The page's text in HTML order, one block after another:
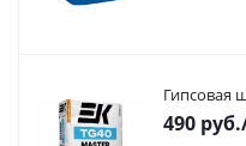
Гипсовая
490 руб.